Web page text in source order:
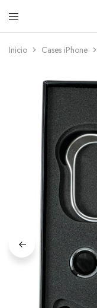
Inicio Cases iPhone